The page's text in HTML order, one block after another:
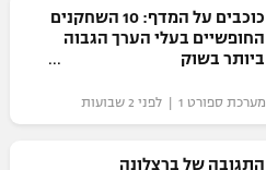
כוכבים על המדף: 10 השחקנים
החופשיים בעלי הערך הגבוה
ביותר בשוק
מערכת ספורט 1 | לפני 2 שבועות
התגובה של ברצלונה